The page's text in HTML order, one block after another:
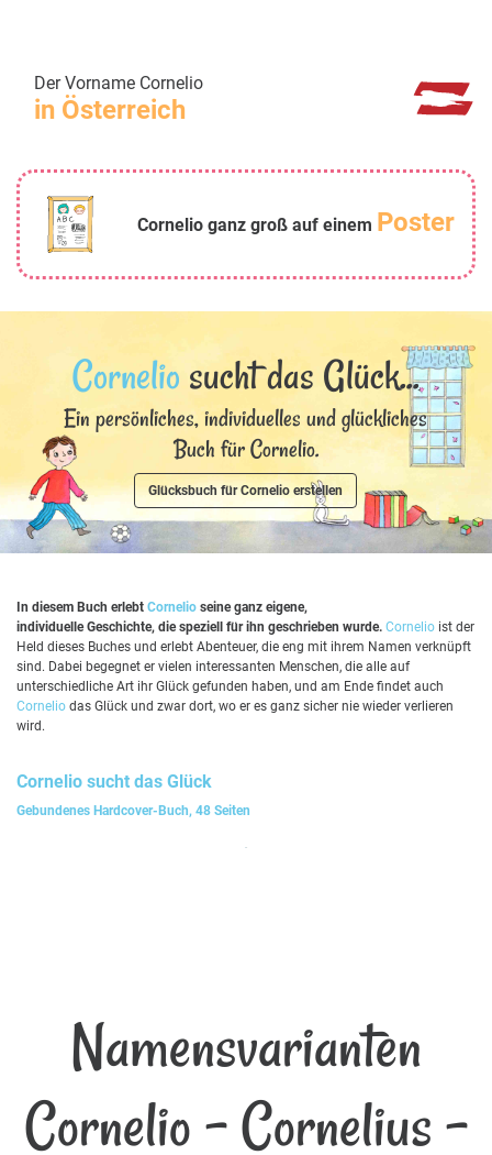
Der Vorname Cornelio
in Österreich
Cornelio ganz groß auf einem Poster
Cornelio sucht das Glück...
Ein persönliches, individuelles und glückliches
Buch für Cornelio.
Glücksbuch für Cornelio erstellen
In diesem Buch erlebt Cornelio seine ganz eigene,
individuelle Geschichte, die speziell für ihn geschrieben wurde. Cornelio ist der
Held dieses Buches und erlebt Abenteuer, die eng mit ihrem Namen verknüpft
sind. Dabei begegnet er vielen interessanten Menschen, die alle auf
unterschiedliche Art ihr Glück gefunden haben, und am Ende findet auch
Cornelio das Glück und zwar dort, wo er es ganz sicher nie wieder verlieren
wird.
Cornelio sucht das Glück
Gebundenes Hardcover-Buch, 48 Seiten
Namensvarianten
Cornelio - Cornelius -